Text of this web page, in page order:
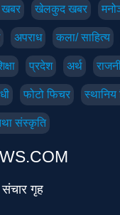
खबर खेलकुद खबर
अपराध कला/ साहित्य
प्रदेश अर्थ
फोटो फिचर स्थानिय
संस्कृति
गृह